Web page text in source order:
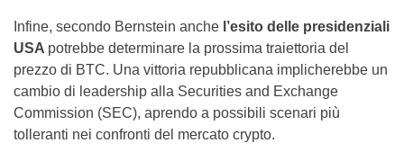
Infine, secondo Bernstein anche l’esito delle presidenziali
USA potrebbe determinare la prossima traiettoria del
prezzo di BTC. Una vittoria repubblicana implicherebbe un
cambio di leadership alla Securities and Exchange
Commission (SEC), aprendo a possibili scenari più
tolleranti nei confronti del mercato crypto.